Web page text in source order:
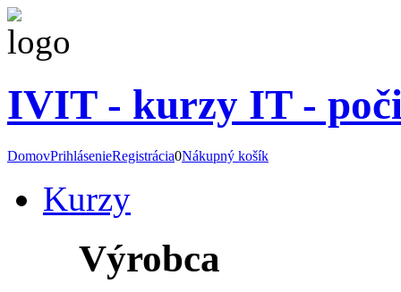
IVIT - kurzy IT -
DomovPrihlásenieRegistrácia0Nákupný košík
Kurzy
Výrobca